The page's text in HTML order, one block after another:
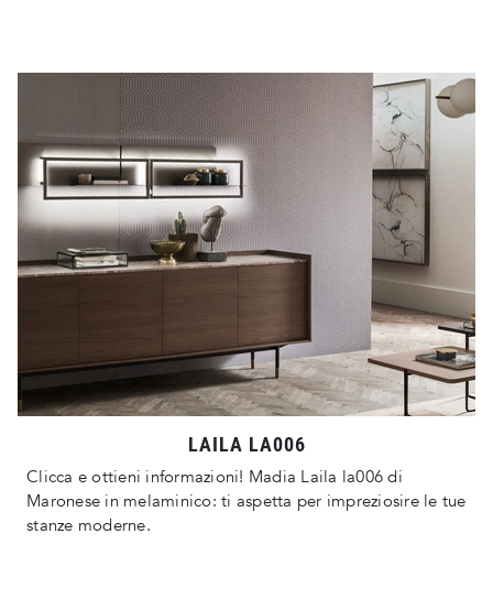
LAILA LA006
Clicca e ottieni informazioni! Madia Laila la006 di
Maronese in melaminico: ti aspetta per impreziosire le tue
stanze moderne.